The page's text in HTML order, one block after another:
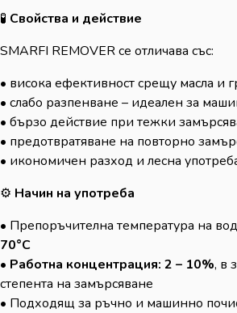
🧪 Свойства и действие
SMARFI REMOVER се отличава със:
• висока ефективност срещу масла и
• слабо разпенване – идеален за
• бързо действие при тежки
• предотвратяване на повторно
• икономичен разход и лесна
⚙️ Начин на употреба
• Препоръчителна температура на
70°C
• Работна концентрация: 2 – 10%, в
степента на замърсяване
• Подходящ за ръчно и машинно